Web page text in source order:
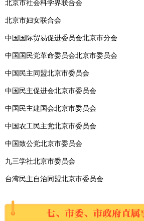
北京市社会科学界联合会
北京市妇女联合会
中国国际贸易促进委员会北京市分会
中国国民党革命委员会北京市委员会
中国民主同盟北京市委员会
中国民主促进会北京市委员会
中国民主建国会北京市委员会
中国农工民主党北京市委员会
中国致公党北京市委员会
九三学社北京市委员会
台湾民主自治同盟北京市委员会